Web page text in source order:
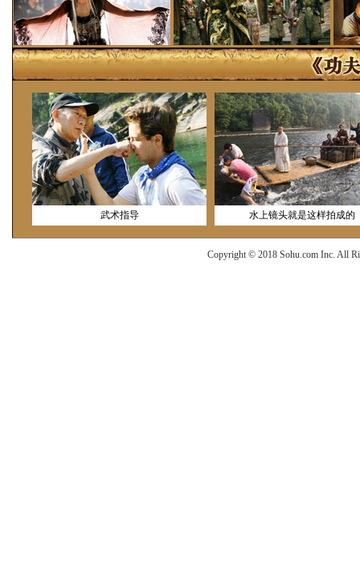
武术指导 水上镜头就是这样拍成的
Copyright © 2018 Sohu.com Inc. All